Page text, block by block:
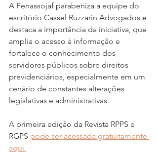
A Fenassojaf parabeniza a equipe do
escritório Cassel Ruzzarin Advogados e
destaca a importância da iniciativa, que
amplia o acesso à informação e
fortalece o conhecimento dos
servidores públicos sobre direitos
previdenciários, especialmente em um
cenário de constantes alterações
legislativas e administrativas.
A primeira edição da Revista RPPS e
RGPS pode ser acessada gratuitamente
aqui.